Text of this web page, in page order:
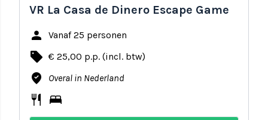
VR La Casa de Dinero Escape Game
person Vanaf 25 personen
local_offer € 25,00 p.p. (incl. btw)
where_to_vote Overal in Nederland
restaurant bed